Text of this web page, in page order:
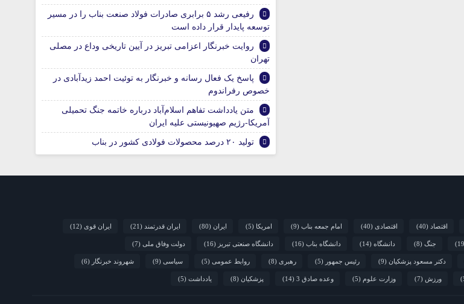
رفیعی رشد ۵ برابری صادرات فولاد صنعت بناب را در مسیر
توسعه پایدار قرار داده است
روایت خبرنگار اعزامی تبریز در آیین تاریخی وداع در مصلی
تهران
پاسخ یک فعال رسانه و خبرنگار به توئیت احمد زیدآبادی در
خصوص رفراندوم
متن یادداشت تفاهم اسلام‌آباد درباره خاتمه جنگ تحمیلی
آمریکا-رژیم صهیونیستی علیه ایران
تولید ۲۰ درصد محصولات فولادی کشور در بناب
اقتصاد (40) اقتصادی (40) امام جمعه بناب (9) امریکا (5) ایران (80) ایران قدرتمند (21) ایران قوی (12)
جنگ (8) دانشگاه (14) دانشگاه بناب (16) دانشگاه صنعتی تبریز (16) دولت وفاق ملی (7)
دکتر مسعود پزشکیان (9) رئیس جمهور (5) رهبری (8) روابط عمومی (5) سیاسی (9) شهروند خبرنگار (6)
ورزش (7) وزارت علوم (5) وعده صادق 3 (14) پزشکیان (8) یادداشت (5)